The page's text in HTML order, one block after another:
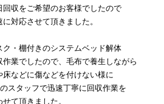
回収をご希望のお客様でしたので
に対応させて頂きました。
ク・棚付きのシステムベッド解体
作業でしたので、毛布で養生しながら
床などに傷などを付けない様に
スタッフで迅速丁寧に回収作業を
せて頂きました。